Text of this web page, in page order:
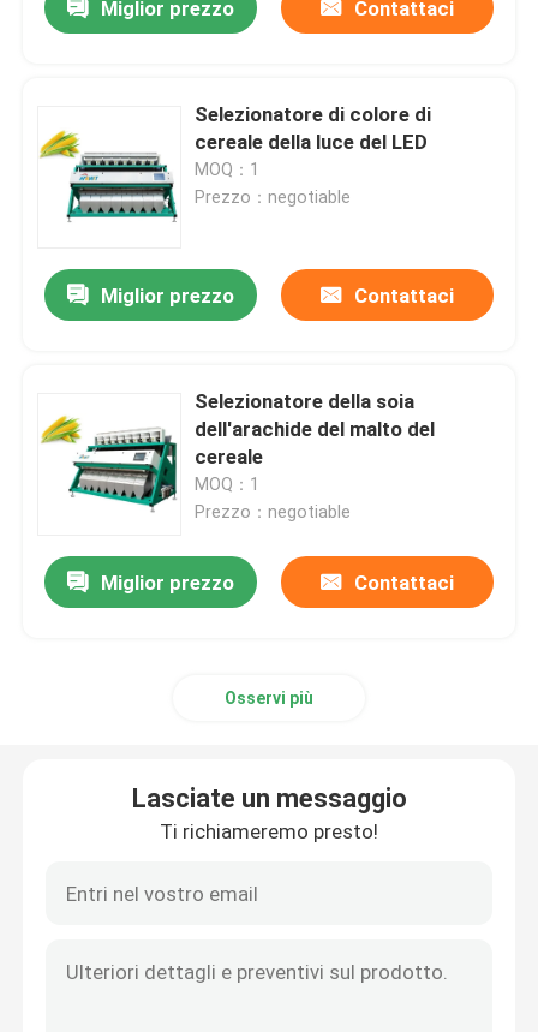
Prodotti
Circa noi
Giro della fabbrica
Miglior prezzo Contattaci
Selezionatore di colore di
cereale della luce del LED
MOQ：1
Prezzo：negotiable
Miglior prezzo Contattaci
Selezionatore della soia
dell'arachide del malto del
cereale
MOQ：1
Prezzo：negotiable
Miglior prezzo Contattaci
Osservi più
Lasciate un messaggio
Ti richiameremo presto!